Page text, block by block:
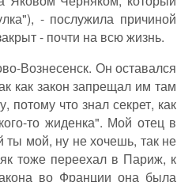
- послужила причиной
- почти на всю жизнь.
Вознесенск. Он оставался
как закон запрещал им там
что знал секрет, как
то жиденка". Мой отец в
ты мой, ну не хочешь, так не
тоже переехал в Париж, к
во Франции она была